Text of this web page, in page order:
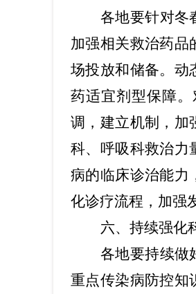
各地要针对冬
加强相关救治药品
场投放和储备。动
药适宜剂型保障
调，建立机制，加
科、呼吸科救治力
病的临床诊治能力
化诊疗流程，加强
六、持续强化
各地要持续做
重点传染病防控知